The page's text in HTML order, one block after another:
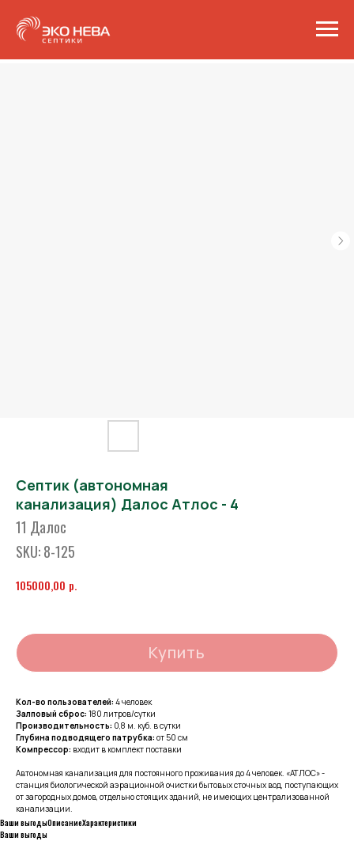
Септик (автономная
канализация) Далос Атлос - 4
11 Далос
SKU:8-125
105000,00 р.
Купить
Кол-во пользователей: 4 человек
Залповый сброс: 180 литров/сутки
Производительность: 0,8 м. куб. в сутки
Глубина подводящего патрубка: от 50 см
Компрессор: входит в комплект поставки
Автономная канализация для постоянного проживания до 4 человек. «АТЛОС» -
станция биологической аэрационной очистки бытовых сточных вод, поступающих
от загородных домов, отдельно стоящих зданий, не имеющих централизованной
канализации.
Ваши выгодыОписаниеХарактеристики
Ваши выгоды